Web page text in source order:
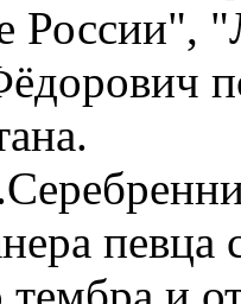
России",
певца